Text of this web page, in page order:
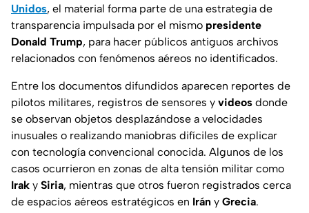
Unidos, el material forma parte de una estrategia de
transparencia impulsada por el mismo presidente
Donald Trump, para hacer públicos antiguos archivos
relacionados con fenómenos aéreos no identificados.
Entre los documentos difundidos aparecen reportes de
pilotos militares, registros de sensores y videos donde
se observan objetos desplazándose a velocidades
inusuales o realizando maniobras difíciles de explicar
con tecnología convencional conocida. Algunos de los
casos ocurrieron en zonas de alta tensión militar como
Irak y Siria, mientras que otros fueron registrados cerca
de espacios aéreos estratégicos en Irán y Grecia.